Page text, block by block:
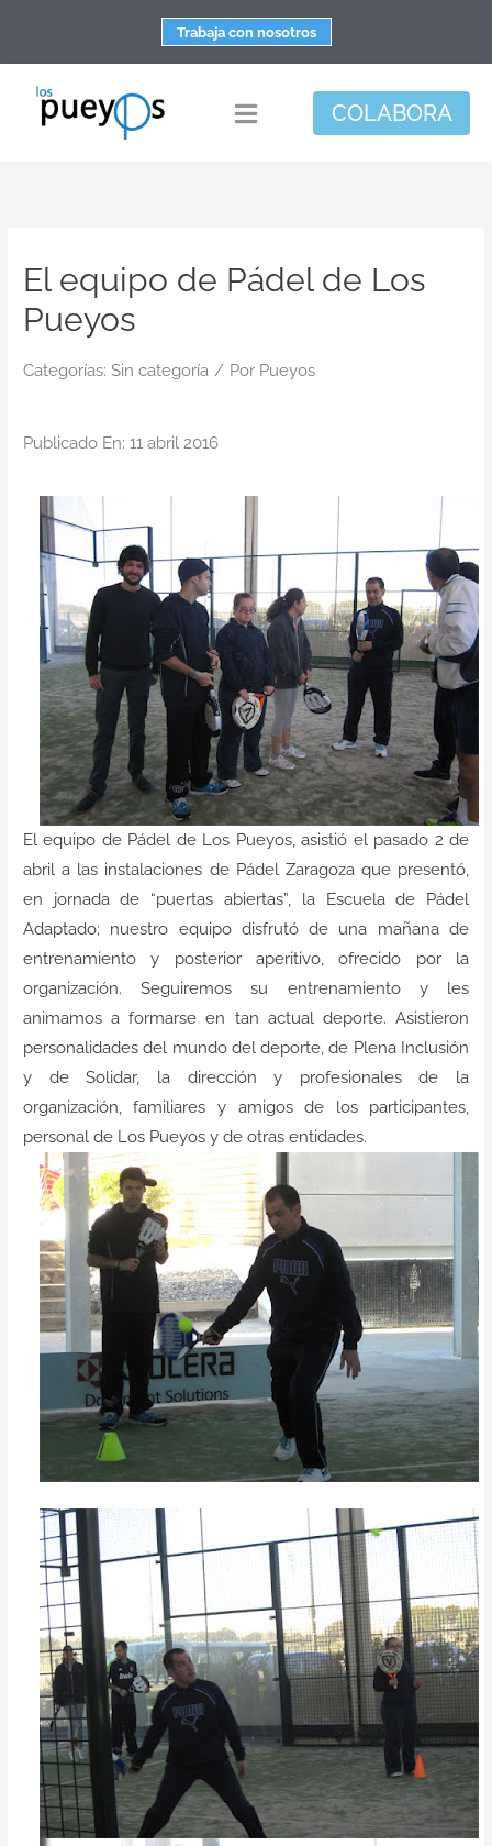
contenido
Trabaja con nosotros
Toggle
Apoyo personal y familiar
Responsabilidad social
Actualidad
Contacto
COLABORA
El equipo de Pádel de Los
Pueyos
Categorías: Sin categoría / Por Pueyos
Publicado En: 11 abril 2016
El equipo de Pádel de Los Pueyos, asistió el pasado 2 de
abril a las instalaciones de Pádel Zaragoza que presentó,
en jornada de “puertas abiertas”, la Escuela de Pádel
Adaptado; nuestro equipo disfrutó de una mañana de
entrenamiento y posterior aperitivo, ofrecido por la
organización. Seguiremos su entrenamiento y les
animamos a formarse en tan actual deporte. Asistieron
personalidades del mundo del deporte, de Plena Inclusión
y de Solidar, la dirección y profesionales de la
organización, familiares y amigos de los participantes,
personal de Los Pueyos y de otras entidades.